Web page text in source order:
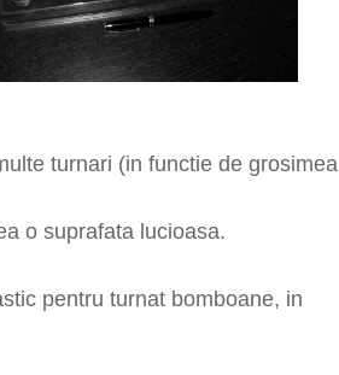
turnari (in functie de grosimea
o suprafata lucioasa.
pentru turnat bomboane, in